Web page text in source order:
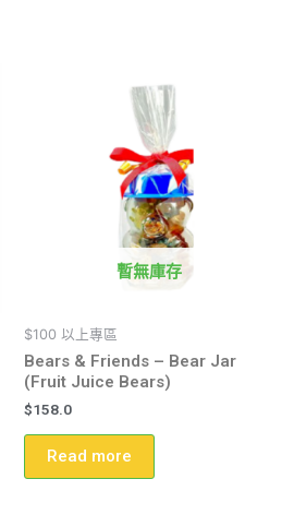
暫無庫存
$100 以上專區
Bears & Friends – Bear Jar
(Fruit Juice Bears)
$158.0
Read more